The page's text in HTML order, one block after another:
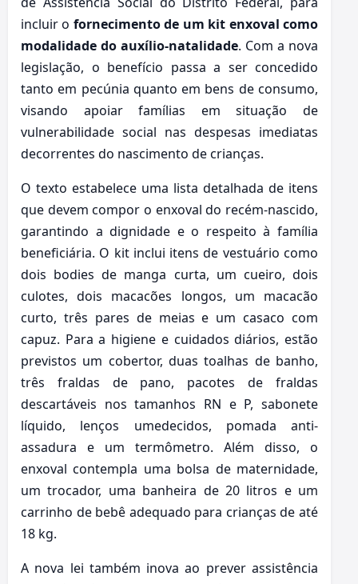
incluir o fornecimento de um kit enxoval como
modalidade do auxílio-natalidade. Com a nova
legislação, o benefício passa a ser concedido
tanto em pecúnia quanto em bens de consumo,
visando apoiar famílias em situação de
vulnerabilidade social nas despesas imediatas
decorrentes do nascimento de crianças.
O texto estabelece uma lista detalhada de itens
que devem compor o enxoval do recém-nascido,
garantindo a dignidade e o respeito à família
beneficiária. O kit inclui itens de vestuário como
dois bodies de manga curta, um cueiro, dois
culotes, dois macacões longos, um macacão
curto, três pares de meias e um casaco com
capuz. Para a higiene e cuidados diários, estão
previstos um cobertor, duas toalhas de banho,
três fraldas de pano, pacotes de fraldas
descartáveis nos tamanhos RN e P, sabonete
líquido, lenços umedecidos, pomada anti-
assadura e um termômetro. Além disso, o
enxoval contempla uma bolsa de maternidade,
um trocador, uma banheira de 20 litros e um
carrinho de bebê adequado para crianças de até
18 kg.
A nova lei também inova ao prever assistência